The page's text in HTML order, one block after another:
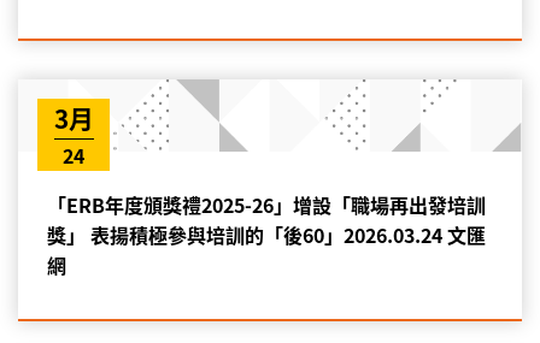
3月
24
「ERB年度頒獎禮2025-26」增設「職場再出發培訓
獎」 表揚積極參與培訓的「後60」2026.03.24 文匯
網